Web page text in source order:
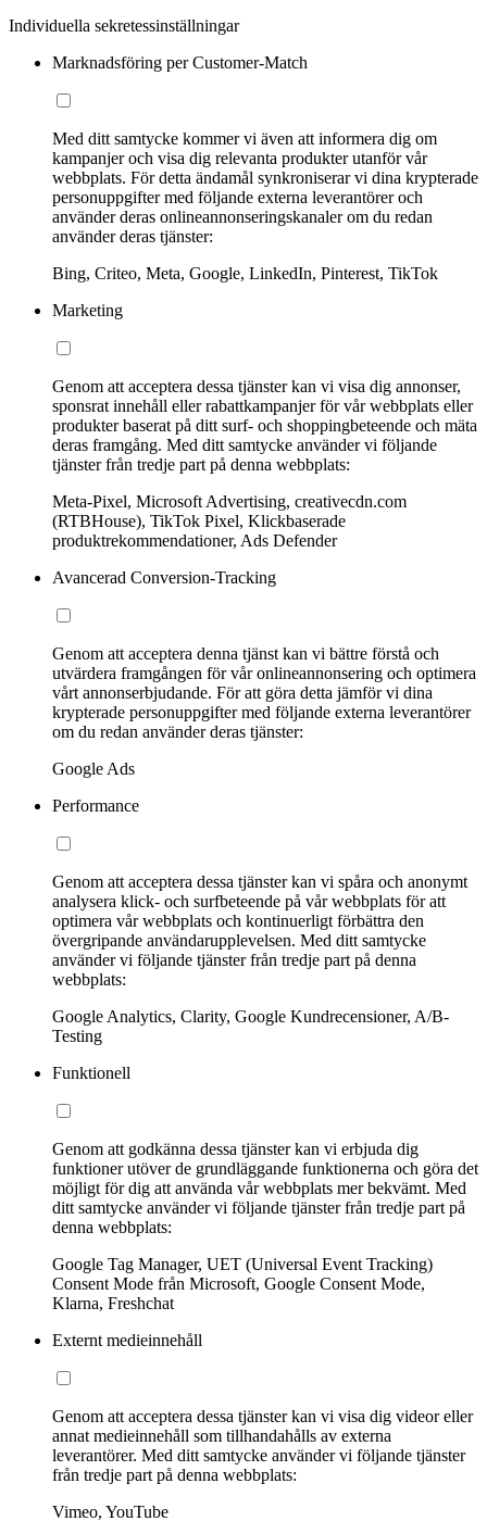
Individuella sekretessinställningar
Marknadsföring per Customer-Match
Med ditt samtycke kommer vi även att informera dig om
kampanjer och visa dig relevanta produkter utanför vår
webbplats. För detta ändamål synkroniserar vi dina krypterade
personuppgifter med följande externa leverantörer och
använder deras onlineannonseringskanaler om du redan
använder deras tjänster:
Bing, Criteo, Meta, Google, LinkedIn, Pinterest, TikTok
Marketing
Genom att acceptera dessa tjänster kan vi visa dig annonser,
sponsrat innehåll eller rabattkampanjer för vår webbplats eller
produkter baserat på ditt surf- och shoppingbeteende och mäta
deras framgång. Med ditt samtycke använder vi följande
tjänster från tredje part på denna webbplats:
Meta-Pixel, Microsoft Advertising, creativecdn.com
(RTBHouse), TikTok Pixel, Klickbaserade
produktrekommendationer, Ads Defender
Avancerad Conversion-Tracking
Genom att acceptera denna tjänst kan vi bättre förstå och
utvärdera framgången för vår onlineannonsering och optimera
vårt annonserbjudande. För att göra detta jämför vi dina
krypterade personuppgifter med följande externa leverantörer
om du redan använder deras tjänster:
Google Ads
Performance
Genom att acceptera dessa tjänster kan vi spåra och anonymt
analysera klick- och surfbeteende på vår webbplats för att
optimera vår webbplats och kontinuerligt förbättra den
övergripande användarupplevelsen. Med ditt samtycke
använder vi följande tjänster från tredje part på denna
webbplats:
Google Analytics, Clarity, Google Kundrecensioner, A/B-
Testing
Funktionell
Genom att godkänna dessa tjänster kan vi erbjuda dig
funktioner utöver de grundläggande funktionerna och göra det
möjligt för dig att använda vår webbplats mer bekvämt. Med
ditt samtycke använder vi följande tjänster från tredje part på
denna webbplats:
Google Tag Manager, UET (Universal Event Tracking)
Consent Mode från Microsoft, Google Consent Mode,
Klarna, Freshchat
Externt medieinnehåll
Genom att acceptera dessa tjänster kan vi visa dig videor eller
annat medieinnehåll som tillhandahålls av externa
leverantörer. Med ditt samtycke använder vi följande tjänster
från tredje part på denna webbplats:
Vimeo, YouTube